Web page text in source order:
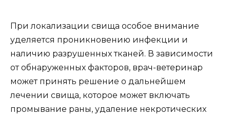
При локализации свища особое внимание
уделяется проникновению инфекции и
наличию разрушенных тканей. В зависимости
от обнаруженных факторов, врач-ветеринар
может принять решение о дальнейшем
лечении свища, которое может включать
промывание раны, удаление некротических